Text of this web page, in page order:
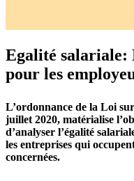
Egalité salariale:
pour les
L’ordonnance de la Loi
juillet 2020, matérialise
d’analyser l’égalité
les entreprises qui
concernées.